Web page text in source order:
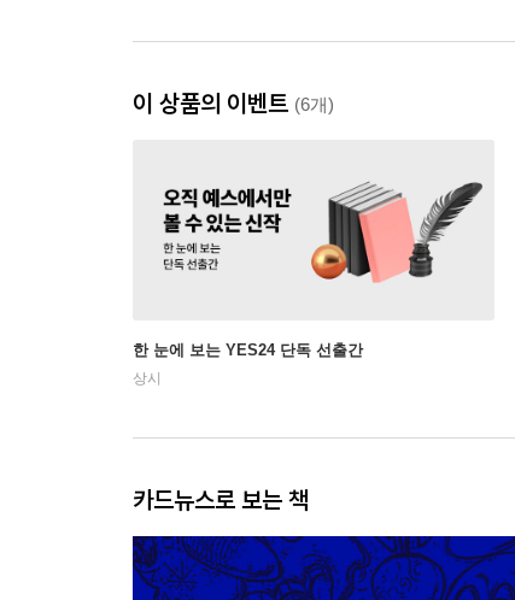
이 상품의 이벤트 (6개)
한 눈에 보는 YES24 단독 선출간
상시
카드뉴스로 보는 책